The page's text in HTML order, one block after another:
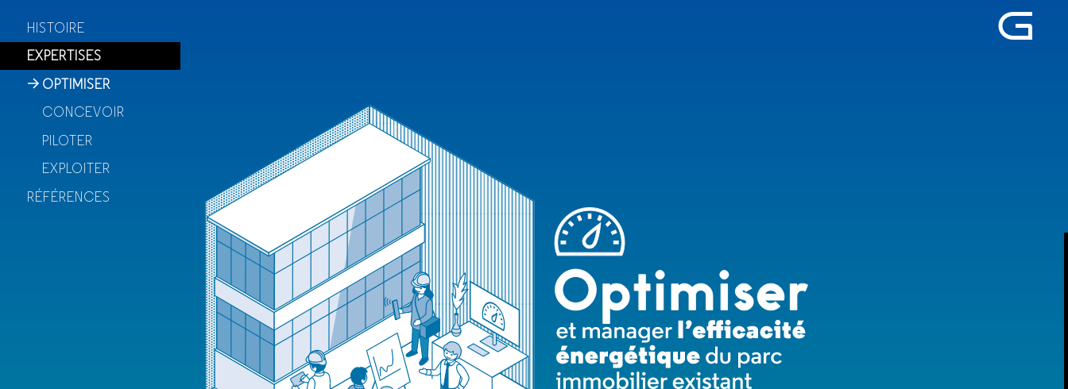
HISTOIRE
EXPERTISES
OPTIMISER
CONCEVOIR
PILOTER
EXPLOITER
RÉFÉRENCES
HISTOIRE
EXPERTISES
OPTIMISER
CONCEVOIR
PILOTER
EXPLOITER
RÉFÉRENCES